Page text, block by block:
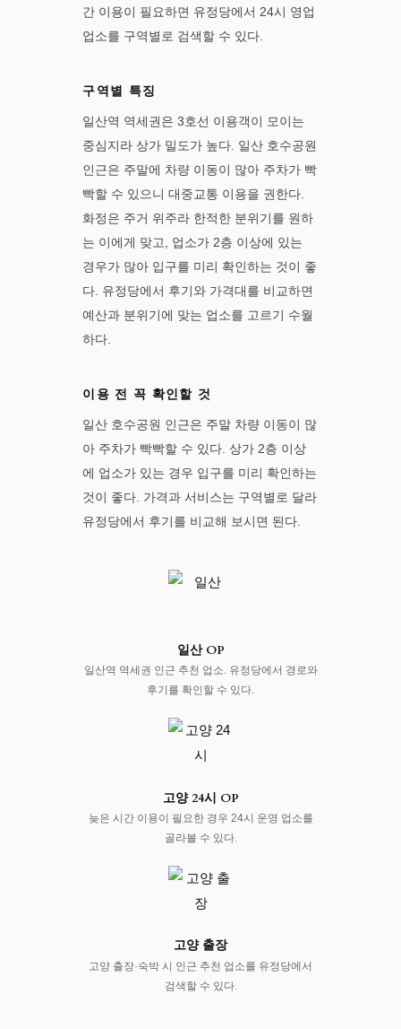
간 이용이 필요하면 유정당에서 24시 영업
업소를 구역별로 검색할 수 있다.
구역별 특징
일산역 역세권은 3호선 이용객이 모이는
중심지라 상가 밀도가 높다. 일산 호수공원
인근은 주말에 차량 이동이 많아 주차가 빡
빡할 수 있으니 대중교통 이용을 권한다.
화정은 주거 위주라 한적한 분위기를 원하
는 이에게 맞고, 업소가 2층 이상에 있는
경우가 많아 입구를 미리 확인하는 것이 좋
다. 유정당에서 후기와 가격대를 비교하면
예산과 분위기에 맞는 업소를 고르기 수월
하다.
이용 전 꼭 확인할 것
일산 호수공원 인근은 주말 차량 이동이 많
아 주차가 빡빡할 수 있다. 상가 2층 이상
에 업소가 있는 경우 입구를 미리 확인하는
것이 좋다. 가격과 서비스는 구역별로 달라
유정당에서 후기를 비교해 보시면 된다.
일산 OP
일산역 역세권 인근 추천 업소. 유정당에서 경로와
후기를 확인할 수 있다.
고양 24시 OP
늦은 시간 이용이 필요한 경우 24시 운영 업소를
골라볼 수 있다.
고양 출장
고양 출장·숙박 시 인근 추천 업소를 유정당에서
검색할 수 있다.